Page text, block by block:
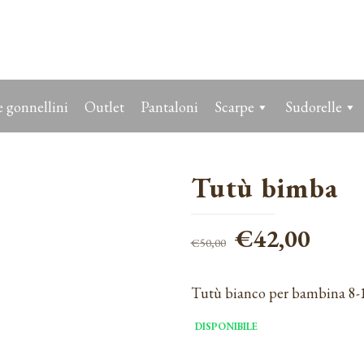
gonnellini Outlet Pantaloni Scarpe Sudorelle
Tutù bimba
€50,00 Il
prezzo
originale
€50,00.
€42,00Il
Tutù bianco per bambina
DISPONIBILE